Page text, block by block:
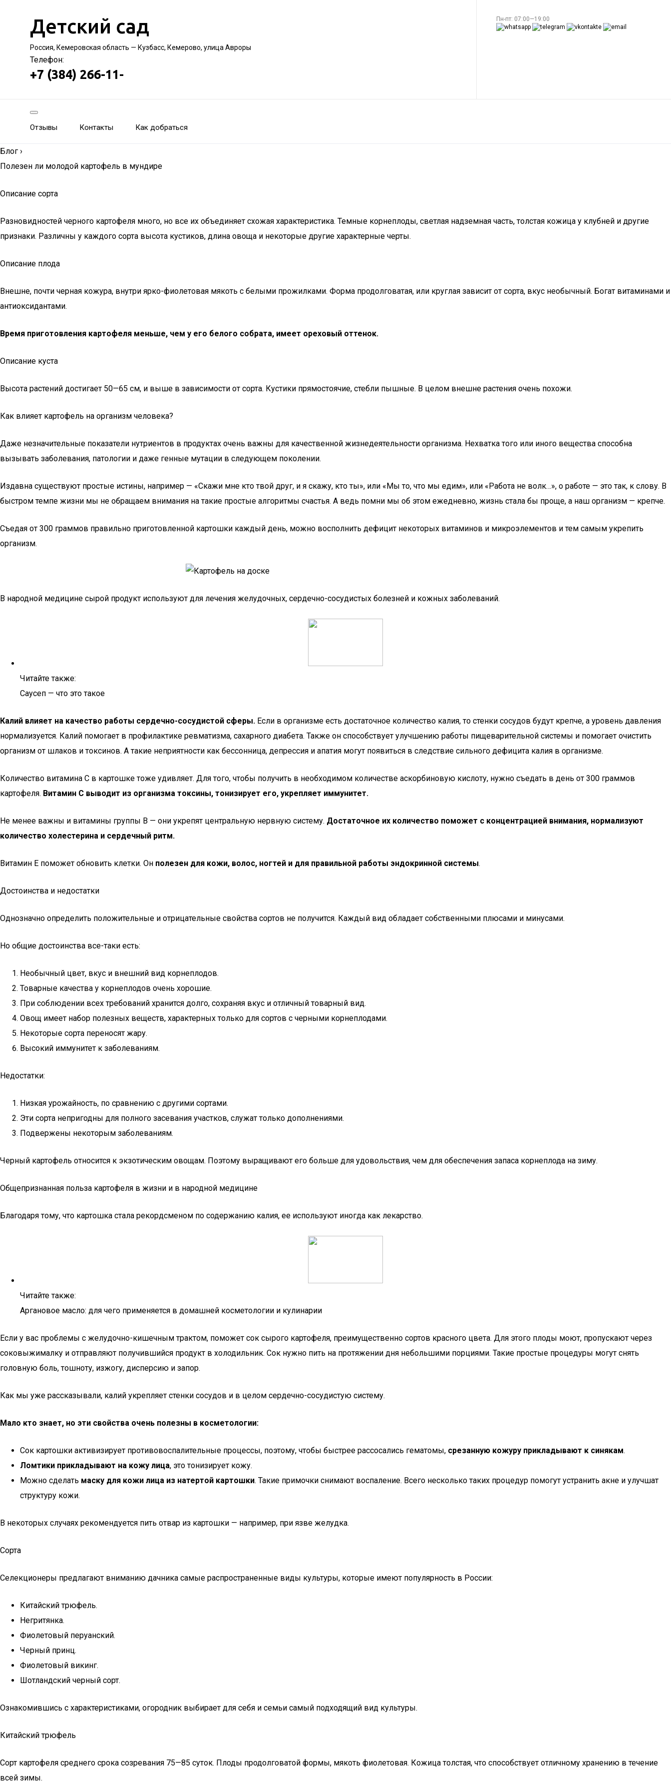
Детский сад
Россия, Кемеровская область — Кузбасс, Кемерово, улица Авроры
Телефон:
+7 (384) 266-11-
Пн-пт: 07:00—19:00
Отзывы Контакты Как добраться
Блог ›
Полезен ли молодой картофель в мундире
Описание сорта
Разновидностей черного картофеля много, но все их объединяет схожая характеристика. Темные корнеплоды, светлая надземная часть, толстая кожица у клубней и другие
признаки. Различны у каждого сорта высота кустиков, длина овоща и некоторые другие характерные черты.
Описание плода
Внешне, почти черная кожура, внутри ярко-фиолетовая мякоть с белыми прожилками. Форма продолговатая, или круглая зависит от сорта, вкус необычный. Богат витаминами и
антиоксидантами.
Время приготовления картофеля меньше, чем у его белого собрата, имеет ореховый оттенок.
Описание куста
Высота растений достигает 50—65 см, и выше в зависимости от сорта. Кустики прямостоячие, стебли пышные. В целом внешне растения очень похожи.
Как влияет картофель на организм человека?
Даже незначительные показатели нутриентов в продуктах очень важны для качественной жизнедеятельности организма. Нехватка того или иного вещества способна
вызывать заболевания, патологии и даже генные мутации в следующем поколении.
Издавна существуют простые истины, например — «Скажи мне кто твой друг, и я скажу, кто ты», или «Мы то, что мы едим», или «Работа не волк…», о работе — это так, к слову. В
быстром темпе жизни мы не обращаем внимания на такие простые алгоритмы счастья. А ведь помни мы об этом ежедневно, жизнь стала бы проще, а наш организм — крепче.
Съедая от 300 граммов правильно приготовленной картошки каждый день, можно восполнить дефицит некоторых витаминов и микроэлементов и тем самым укрепить
организм.
В народной медицине сырой продукт используют для лечения желудочных, сердечно-сосудистых болезней и кожных заболеваний.
Читайте также:
Саусеп — что это такое
Калий влияет на качество работы сердечно-сосудистой сферы. Если в организме есть достаточное количество калия, то стенки сосудов будут крепче, а уровень давления
нормализуется. Калий помогает в профилактике ревматизма, сахарного диабета. Также он способствует улучшению работы пищеварительной системы и помогает очистить
организм от шлаков и токсинов. А такие неприятности как бессонница, депрессия и апатия могут появиться в следствие сильного дефицита калия в организме.
Количество витамина С в картошке тоже удивляет. Для того, чтобы получить в необходимом количестве аскорбиновую кислоту, нужно съедать в день от 300 граммов
картофеля. Витамин С выводит из организма токсины, тонизирует его, укрепляет иммунитет.
Не менее важны и витамины группы В — они укрепят центральную нервную систему. Достаточное их количество поможет с концентрацией внимания, нормализуют
количество холестерина и сердечный ритм.
Витамин Е поможет обновить клетки. Он полезен для кожи, волос, ногтей и для правильной работы эндокринной системы.
Достоинства и недостатки
Однозначно определить положительные и отрицательные свойства сортов не получится. Каждый вид обладает собственными плюсами и минусами.
Но общие достоинства все-таки есть:
Необычный цвет, вкус и внешний вид корнеплодов.
Товарные качества у корнеплодов очень хорошие.
При соблюдении всех требований хранится долго, сохраняя вкус и отличный товарный вид.
Овощ имеет набор полезных веществ, характерных только для сортов с черными корнеплодами.
Некоторые сорта переносят жару.
Высокий иммунитет к заболеваниям.
Недостатки:
Низкая урожайность, по сравнению с другими сортами.
Эти сорта непригодны для полного засевания участков, служат только дополнениями.
Подвержены некоторым заболеваниям.
Черный картофель относится к экзотическим овощам. Поэтому выращивают его больше для удовольствия, чем для обеспечения запаса корнеплода на зиму.
Общепризнанная польза картофеля в жизни и в народной медицине
Благодаря тому, что картошка стала рекордсменом по содержанию калия, ее используют иногда как лекарство.
Читайте также:
Аргановое масло: для чего применяется в домашней косметологии и кулинарии
Если у вас проблемы с желудочно-кишечным трактом, поможет сок сырого картофеля, преимущественно сортов красного цвета. Для этого плоды моют, пропускают через
соковыжималку и отправляют получившийся продукт в холодильник. Сок нужно пить на протяжении дня небольшими порциями. Такие простые процедуры могут снять
головную боль, тошноту, изжогу, дисперсию и запор.
Как мы уже рассказывали, калий укрепляет стенки сосудов и в целом сердечно-сосудистую систему.
Мало кто знает, но эти свойства очень полезны в косметологии:
Сок картошки активизирует противовоспалительные процессы, поэтому, чтобы быстрее рассосались гематомы, срезанную кожуру прикладывают к синякам.
Ломтики прикладывают на кожу лица, это тонизирует кожу.
Можно сделать маску для кожи лица из натертой картошки. Такие примочки снимают воспаление. Всего несколько таких процедур помогут устранить акне и улучшат
структуру кожи.
В некоторых случаях рекомендуется пить отвар из картошки — например, при язве желудка.
Сорта
Селекционеры предлагают вниманию дачника самые распространенные виды культуры, которые имеют популярность в России:
Китайский трюфель.
Негритянка.
Фиолетовый перуанский.
Черный принц.
Фиолетовый викинг.
Шотландский черный сорт.
Ознакомившись с характеристиками, огородник выбирает для себя и семьи самый подходящий вид культуры.
Китайский трюфель
Сорт картофеля среднего срока созревания 75—85 суток. Плоды продолговатой формы, мякоть фиолетовая. Кожица толстая, что способствует отличному хранению в течение
всей зимы.